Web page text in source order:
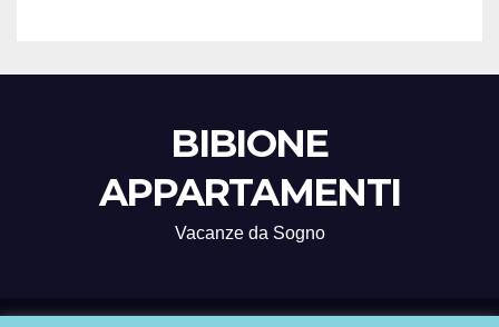
BIBIONE
APPARTAMENTI
Vacanze da Sogno